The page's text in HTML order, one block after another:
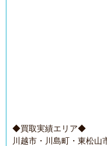
◆買取実績エリア◆
川越市・川島町・東松山